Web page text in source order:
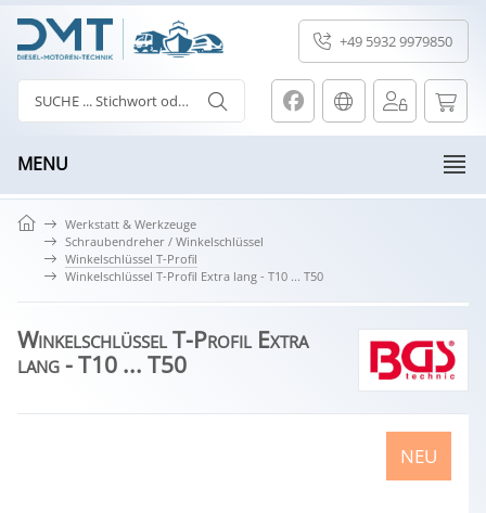
+49 5932 9979850
MENU
Werkstatt & Werkzeuge
Schraubendreher / Winkelschlüssel
Winkelschlüssel T-Profil
Winkelschlüssel T-Profil Extra lang - T10 ... T50
Winkelschlüssel T-Profil Extra
lang - T10 ... T50
NEU